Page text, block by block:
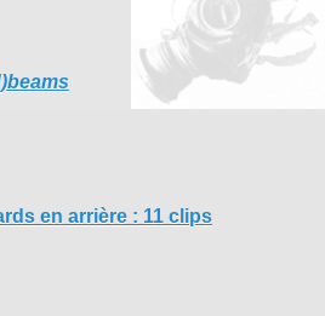
en arrière : 11 clips